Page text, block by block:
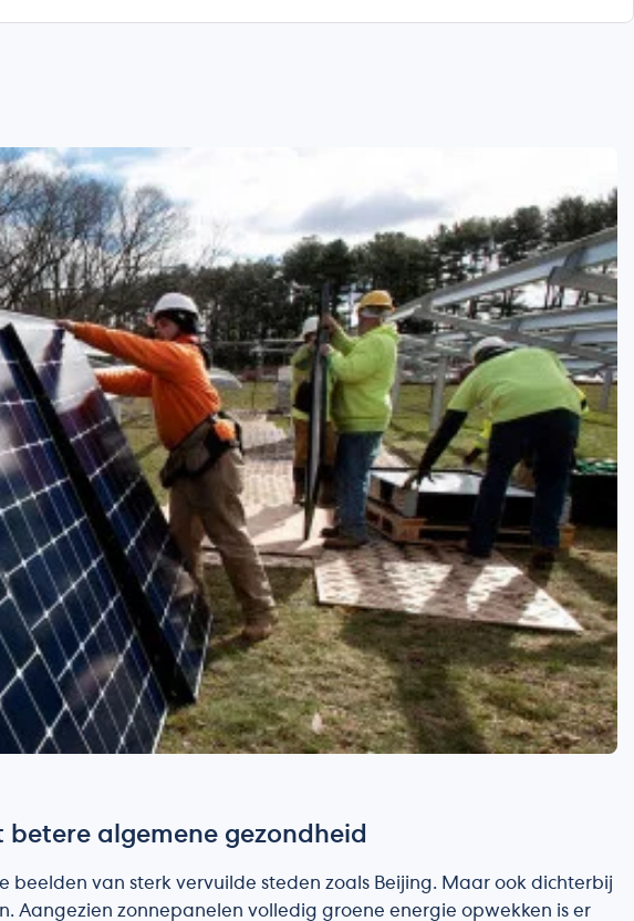
algemene gezondheid
van sterk vervuilde steden zoals Beijing. Maar ook dichterbij
Aangezien zonnepanelen volledig groene energie opwekken is er